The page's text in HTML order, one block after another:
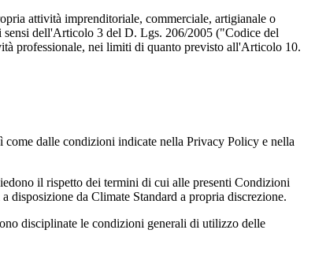
attività imprenditoriale, commerciale, artigianale o
dell'Articolo 3 del D. Lgs. 206/2005 ("Codice del
professionale, nei limiti di quanto previsto all'Articolo 10.
dalle condizioni indicate nella Privacy Policy e nella
il rispetto dei termini di cui alle presenti Condizioni
disposizione da Climate Standard a propria discrezione.
disciplinate le condizioni generali di utilizzo delle